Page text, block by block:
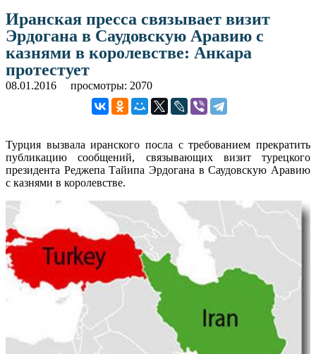
Иранская пресса связывает визит
Эрдогана в Саудовскую Аравию с
казнями в королевстве: Анкара
протестует
08.01.2016 просмотры: 2070
Турция вызвала иранского посла с требованием прекратить
публикацию сообщений, связывающих визит турецкого
президента Реджепа Тайипа Эрдогана в Саудовскую Аравию
с казнями в королевстве.